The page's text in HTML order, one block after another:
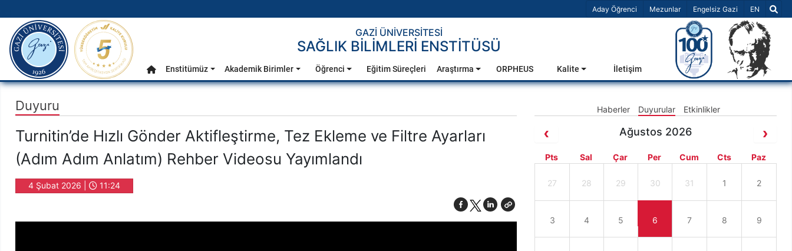
Aday Öğrenci Mezunlar Engelsiz Gazi Dil Seçiniz
EN
Ana Menü
gazi.edu.tr
GAZİ ÜNİVERSİTESİ
SAĞLIK BİLİMLERİ ENSTİTÜSÜ
Anasayfa
Enstitümüz Akademik Birimler Öğrenci Eğitim Süreçleri Araştırma ORPHEUS Kalite İletişim
Duyuru Haberler Duyurular Etkinlikler
Turnitin’de Hızlı Gönder Aktifleştirme, Tez Ekleme ve Filtre Ayarları
(Adım Adım Anlatım) Rehber Videosu Yayımlandı
4 Şubat 2026 | 11:24
Ağustos 2026
Pts Sal Çar Per Cum Cts Paz
27 28 29 30 31 1 2
3 4 5 6 7 8 9